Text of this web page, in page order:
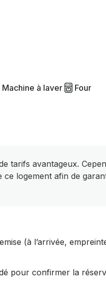
Machine à laver Four
tarifs avantageux.
logement afin de
(à l’arrivée,
pour confirmer la